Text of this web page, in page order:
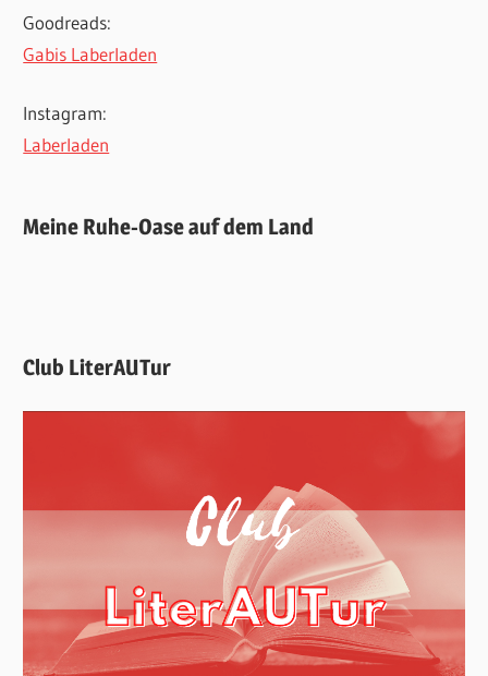
Goodreads:
Gabis Laberladen
Instagram:
Laberladen
Meine Ruhe-Oase auf dem Land
Club LiterAUTur